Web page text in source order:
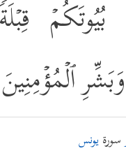
بُیُوتَكُمۡ
ٱلۡمُؤۡمِنِینَ
سورةيونس